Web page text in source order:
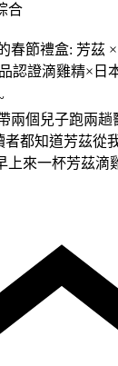
合
春節禮盒: 芳茲
認證滴雞精×日
兩個兒子跑兩
都知道芳茲從
上來一杯芳茲滴